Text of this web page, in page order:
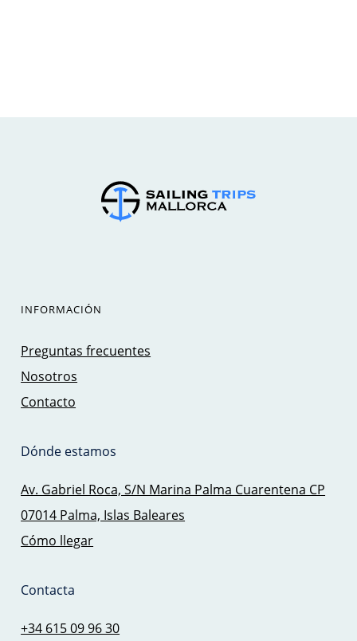
INFORMACIÓN
Preguntas frecuentes
Nosotros
Contacto
Dónde estamos
Av. Gabriel Roca, S/N Marina Palma Cuarentena CP
07014 Palma, Islas Baleares
Cómo llegar
Contacta
+34 615 09 96 30